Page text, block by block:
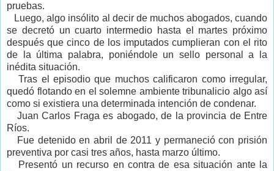
pruebas.
Luego, algo insólito al decir de muchos abogados, cuando
se decretó un cuarto intermedio hasta el martes próximo
después que cinco de los imputados cumplieran con el rito
de la última palabra, poniéndole un sello personal a la
inédita situación.
Tras el episodio que muchos calificaron como irregular,
quedó flotando en el solemne ambiente tribunalicio algo así
como si existiera una determinada intención de condenar.
Juan Carlos Fraga es abogado, de la provincia de Entre
Ríos.
Fue detenido en abril de 2011 y permaneció con prisión
preventiva por casi tres años, hasta marzo último.
Presentó un recurso en contra de esa situación ante la